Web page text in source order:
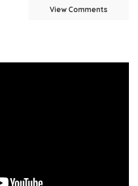
View Comments